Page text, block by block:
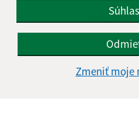
Zmeniť moje
Informácie
Vyhlásenie o
Autorské
Ochrana